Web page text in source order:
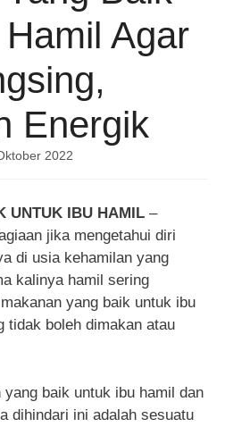
Agar
Energik
2022
UNTUK IBU HAMIL –
jika mengetahui diri
di usia kehamilan yang
kalinya hamil sering
yang baik untuk ibu
tidak boleh dimakan atau
yang baik untuk ibu hamil dan
dihindari ini adalah sesuatu